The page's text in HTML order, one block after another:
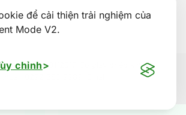
để cải thiện trải nghiệm của
Mode V2.
chỉnh
ngày 24/01/2017. Số giấy phép kinh
0292 888 9989. Email: